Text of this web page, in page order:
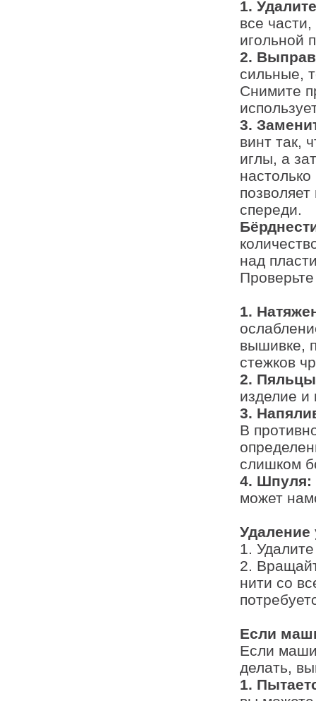
1.
все
игольной
2.
сильные,
Снимите
3.
винт так,
иглы, а
спереди.
над
1.
вышивке,
стежков
2.
изделие и
3.
В
слишком
4. Шпуля:
может
Удаление
1.
2.
нити со
Если
Если
делать,
1.